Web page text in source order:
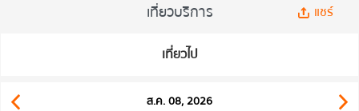
เที่ยวบริการ แชร์
เที่ยวไป
ส.ค. 08, 2026